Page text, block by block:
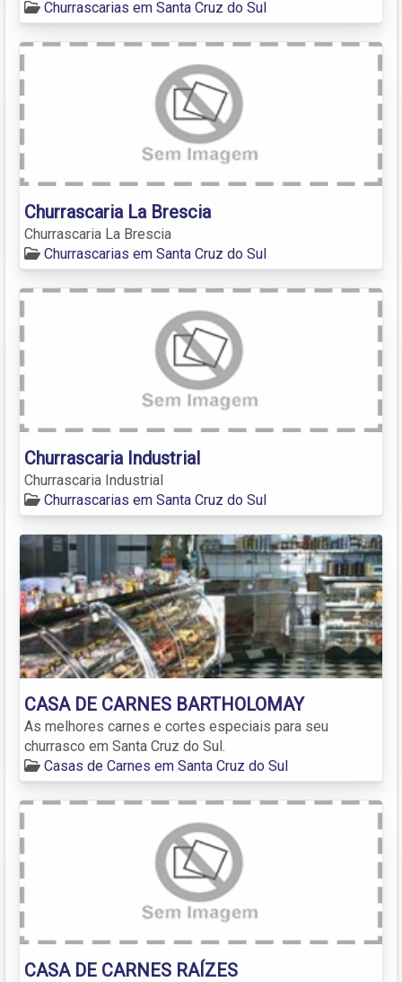
Churrascarias em Santa Cruz do Sul
Churrascaria La Brescia
Churrascaria La Brescia
Churrascarias em Santa Cruz do Sul
Churrascaria Industrial
Churrascaria Industrial
Churrascarias em Santa Cruz do Sul
CASA DE CARNES BARTHOLOMAY
As melhores carnes e cortes especiais para seu
churrasco em Santa Cruz do Sul.
Casas de Carnes em Santa Cruz do Sul
CASA DE CARNES RAÍZES